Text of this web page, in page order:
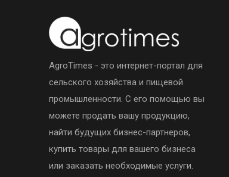
AgroTimes - это интернет-портал для
сельского хозяйства и пищевой
промышленности. С его помощью вы
можете продать вашу продукцию,
найти будущих бизнес-партнеров,
купить товары для вашего бизнеса
или заказать необходимые услуги.